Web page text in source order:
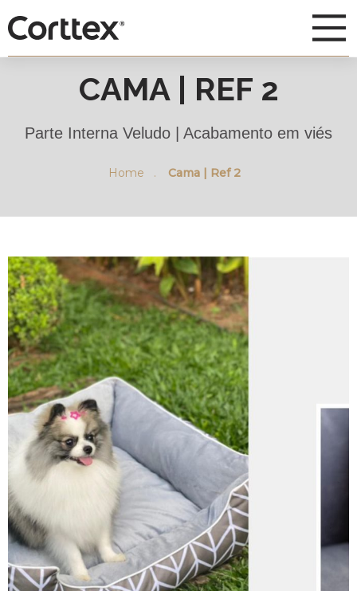
CAMA | REF 2
Parte Interna Veludo | Acabamento em viés
Home . Cama | Ref 2